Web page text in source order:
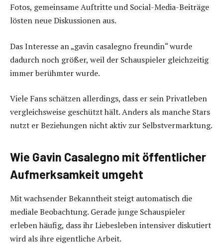
Fotos, gemeinsame Auftritte und Social-Media-Beiträge
lösten neue Diskussionen aus.
Das Interesse an „gavin casalegno freundin“ wurde
dadurch noch größer, weil der Schauspieler gleichzeitig
immer berühmter wurde.
Viele Fans schätzen allerdings, dass er sein Privatleben
vergleichsweise geschützt hält. Anders als manche Stars
nutzt er Beziehungen nicht aktiv zur Selbstvermarktung.
Wie Gavin Casalegno mit öffentlicher
Aufmerksamkeit umgeht
Mit wachsender Bekanntheit steigt automatisch die
mediale Beobachtung. Gerade junge Schauspieler
erleben häufig, dass ihr Liebesleben intensiver diskutiert
wird als ihre eigentliche Arbeit.